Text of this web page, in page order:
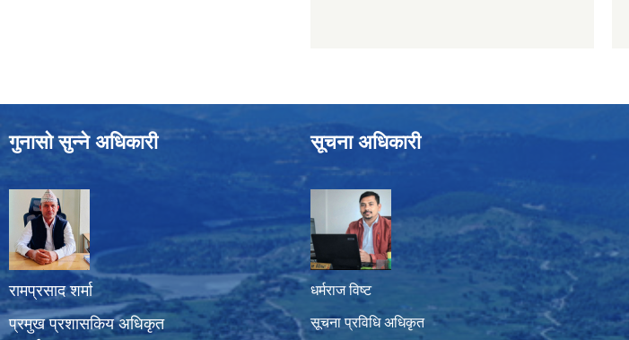
गुनासो सुन्ने अधिकारी
रामप्रसाद शर्मा
प्रमुख प्रशासकिय अधिकृत
सूचना अधिकारी
धर्मराज विष्ट
सूचना प्रविधि अधिकृत